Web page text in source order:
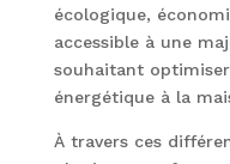
écologique,
accessible à une
souhaitant
énergétique à la
À travers ces